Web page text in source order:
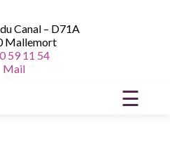
Canal – D71A
Mallemort
59 11 54
Mail
☰